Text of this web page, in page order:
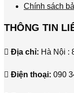
Chính sách
THÔNG TIN
Địa chỉ: Hà Nội :
Điện thoại: 090